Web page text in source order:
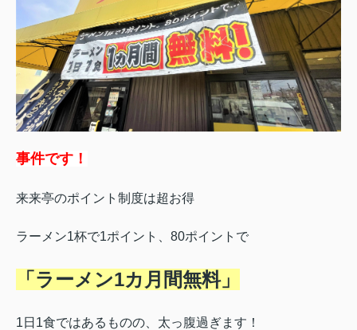
事件です！
来来亭のポイント制度は超お得
ラーメン1杯で1ポイント、 80ポイントで
「ラーメン1カ月間無料」
1日1食ではあるものの、太っ腹過ぎます！